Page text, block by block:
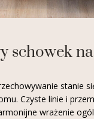
schowek
stanie
Czyste linie i
wrażenie